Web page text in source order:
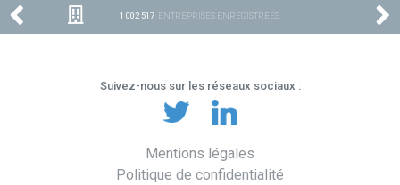
1 002 517 ENTREPRISES ENREGISTRÉES
Suivez-nous sur les réseaux sociaux :
Mentions légales
Politique de confidentialité